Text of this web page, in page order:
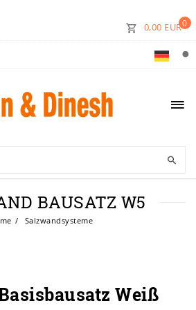
0
0,00 EUR
BAUSATZ W5
Salzwandsysteme
Weiß